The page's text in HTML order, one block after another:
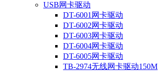
USB网卡驱动
DT-6001网卡驱动
DT-6002网卡驱动
DT-6003网卡驱动
DT-6004网卡驱动
DT-6005网卡驱动
TB-2974无线网卡驱动150M